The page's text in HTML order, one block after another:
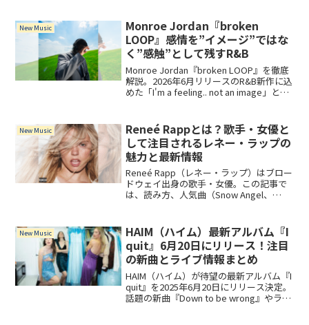
「Sesso」など、ジャンルを超えた全15
曲を収録。
New Music
Monroe Jordan『broken
LOOP』感情を”イメージ”ではな
く”感触”として残すR&B
Monroe Jordan『broken LOOP』を徹底
解説。2026年6月リリースのR&B新作に込
めた「I'm a feeling.. not an image」とい
New Music
Reneé Rappとは？歌手・女優と
して注目されるレネー・ラップの
魅力と最新情報
Reneé Rapp（レネー・ラップ）はブロー
ドウェイ出身の歌手・女優。この記事で
は、読み方、人気曲（Snow Angel、
情報まで詳しく紹介します。
New Music
HAIM（ハイム）最新アルバム『I
quit』6月20日にリリース！注目
の新曲とライブ情報まとめ
HAIM（ハイム）が待望の最新アルバム『I
quit』を2025年6月20日にリリース決定。
話題の新曲『Down to be wrong』やライ